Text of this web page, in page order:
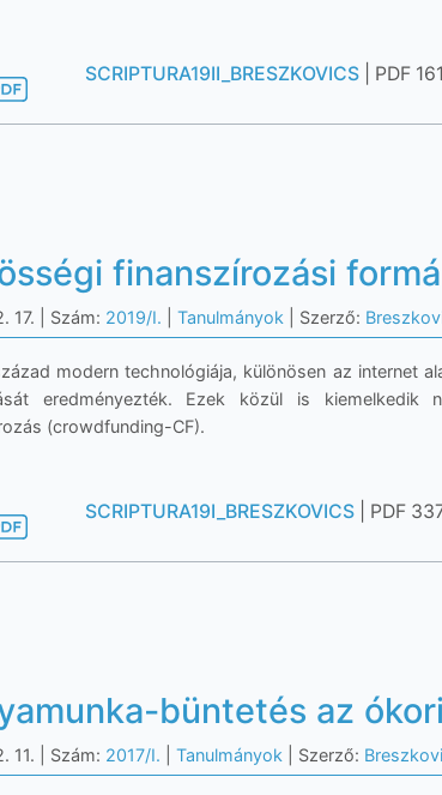
SCRIPTURA19II_BRESZKOVICS | PDF
finanszírozási
17. | Szám: 2019/I. Tanulmányok | Szerző:
modern technológiája, különösen az internet
eredményezték. Ezek közül is kiemelkedik
(crowdfunding-CF).
SCRIPTURA19I_BRESZKOVICS | PDF
büntetés az
11. | Szám: 2017/I. Tanulmányok | Szerző: